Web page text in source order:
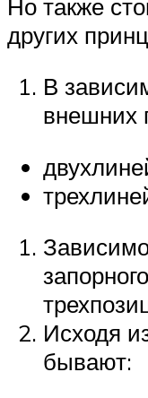
Но также
других
В
внешних
Исходя
бывают: